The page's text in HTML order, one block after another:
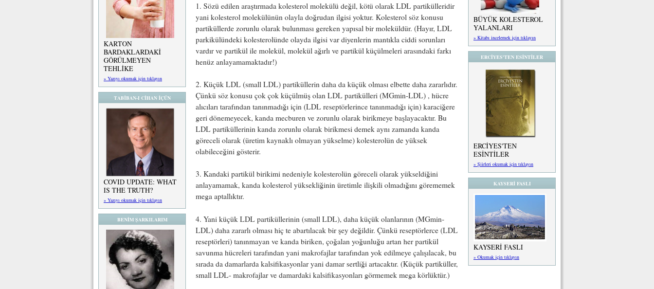
KARTON
BARDAKLARDAKİ
GÖRÜLMEYEN
TEHLİKE
» Yazıyı okumak için tıklayın
TABİBAN-I CİHAN İÇÜN
COVID UPDATE: WHAT
IS THE TRUTH?
» Yazıyı okumak için tıklayın
BENİM ŞARKILARIM
1. Sözü edilen araştırmada kolesterol molekülü değil, kötü olarak LDL partikülleridir
yani kolesterol molekülünün olayla doğrudan ilgisi yoktur. Kolesterol söz konusu
partiküllerde zorunlu olarak bulunması gereken yapısal bir moleküldür. (Hayır, LDL
parkikülündeki kolesterolünde olayda ilgisi var diyenlerin mantıkla ciddi sorunları
vardır ve partikül ile molekül, molekül ağırlı ve partikül küçülmeleri arasındaki farkı
henüz anlayamamaktadır!)
2. Küçük LDL (small LDL) partiküllerin daha da küçük olması elbette daha zararlıdır.
Çünkü söz konusu çok çok küçülmüş olan LDL partikülleri (MGmin-LDL) , hücre
alıcıları tarafından tanınmadığı için (LDL reseptörlerince tanınmadığı için) karaciğere
geri dönemeyecek, kanda mecburen ve zorunlu olarak birikmeye başlayacaktır. Bu
LDL partiküllerinin kanda zorunlu olarak birikmesi demek aynı zamanda kanda
göreceli olarak (üretim kaynaklı olmayan yükselme) kolesterolün de yüksek
olabileceğini gösterir.
3. Kandaki partikül birikimi nedeniyle kolesterolün göreceli olarak yükseldiğini
anlayamamak, kanda kolesterol yüksekliğinin üretimle ilişkili olmadığını görememek
mega aptallıktır.
4. Yani küçük LDL partiküllerinin (small LDL), daha küçük olanlarının (MGmin-
LDL) daha zararlı olması hiç te abartılacak bir şey değildir. Çünkü reseptörlerce (LDL
reseptörleri) tanınmayan ve kanda biriken, çoğalan yoğunluğu artan her partikül
savunma hücreleri tarafından yani makrofajlar tarafından yok edilmeye çalışılacak, bu
sırada da damarlarda kalsifikasyonlar yani damar sertliği artacaktır. (Küçük partiküller,
small LDL- makrofajlar ve damardaki kalsifikasyonları görmemek mega körlüktür.)
BÜYÜK KOLESTEROL
YALANLARI
» Kitabı incelemek için tıklayın
ERCİYES'TEN ESİNTİLER
ERCİYES'TEN
ESİNTİLER
» Şiirleri okumak için tıklayın
KAYSERİ FASLI
KAYSERİ FASLI
» Okumak için tıklayın